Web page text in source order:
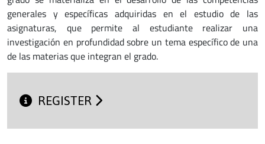
generales y específicas adquiridas en el estudio de las
asignaturas, que permite al estudiante realizar una
investigación en profundidad sobre un tema específico de una
de las materias que integran el grado.
REGISTER